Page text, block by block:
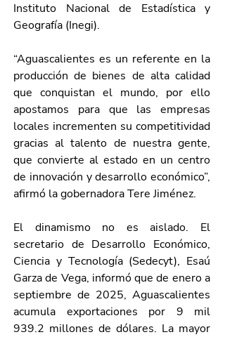
Instituto Nacional de Estadística y
Geografía (Inegi).
“Aguascalientes es un referente en la
producción de bienes de alta calidad
que conquistan el mundo, por ello
apostamos para que las empresas
locales incrementen su competitividad
gracias al talento de nuestra gente,
que convierte al estado en un centro
de innovación y desarrollo económico”,
afirmó la gobernadora Tere Jiménez.
El dinamismo no es aislado. El
secretario de Desarrollo Económico,
Ciencia y Tecnología (Sedecyt), Esaú
Garza de Vega, informó que de enero a
septiembre de 2025, Aguascalientes
acumula exportaciones por 9 mil
939.2 millones de dólares. La mayor